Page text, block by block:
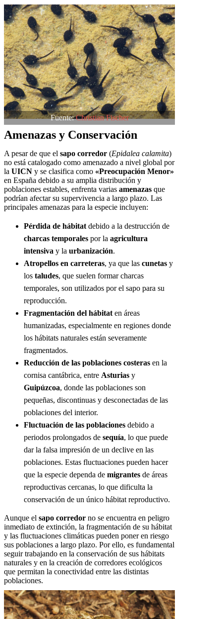
Fuente:Christian Fischer
Amenazas y Conservación
A pesar de que el sapo corredor (Epidalea calamita)
no está catalogado como amenazado a nivel global por
la UICN y se clasifica como «Preocupación Menor»
en España debido a su amplia distribución y
poblaciones estables, enfrenta varias amenazas que
podrían afectar su supervivencia a largo plazo. Las
principales amenazas para la especie incluyen:
Pérdida de hábitat debido a la destrucción de
charcas temporales por la agricultura
intensiva y la urbanización.
Atropellos en carreteras, ya que las cunetas y
los taludes, que suelen formar charcas
temporales, son utilizados por el sapo para su
reproducción.
Fragmentación del hábitat en áreas
humanizadas, especialmente en regiones donde
los hábitats naturales están severamente
fragmentados.
Reducción de las poblaciones costeras en la
cornisa cantábrica, entre Asturias y
Guipúzcoa, donde las poblaciones son
pequeñas, discontinuas y desconectadas de las
poblaciones del interior.
Fluctuación de las poblaciones debido a
periodos prolongados de sequía, lo que puede
dar la falsa impresión de un declive en las
poblaciones. Estas fluctuaciones pueden hacer
que la especie dependa de migrantes de áreas
reproductivas cercanas, lo que dificulta la
conservación de un único hábitat reproductivo.
Aunque el sapo corredor no se encuentra en peligro
inmediato de extinción, la fragmentación de su hábitat
y las fluctuaciones climáticas pueden poner en riesgo
sus poblaciones a largo plazo. Por ello, es fundamental
seguir trabajando en la conservación de sus hábitats
naturales y en la creación de corredores ecológicos
que permitan la conectividad entre las distintas
poblaciones.